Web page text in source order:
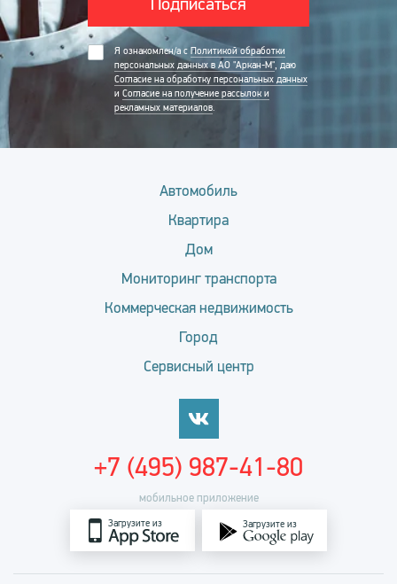
Я ознакомлен/а с Политикой обработки
персональных данных в АО "Аркан-М", даю
Согласие на обработку персональных данных
и Согласие на получение рассылок и
рекламных материалов.
Автомобиль
Квартира
Дом
Мониторинг транспорта
Коммерческая недвижимость
Город
Сервисный центр
мобильное приложение
Загрузите из Загрузите из
+7 (495) 987-41-80